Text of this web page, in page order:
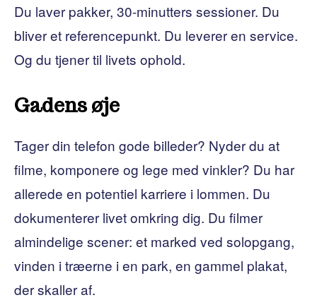
Du laver pakker, 30-minutters sessioner. Du
bliver et referencepunkt. Du leverer en service.
Og du tjener til livets ophold.
Gadens øje
Tager din telefon gode billeder? Nyder du at
filme, komponere og lege med vinkler? Du har
allerede en potentiel karriere i lommen. Du
dokumenterer livet omkring dig. Du filmer
almindelige scener: et marked ved solopgang,
vinden i træerne i en park, en gammel plakat,
der skaller af.